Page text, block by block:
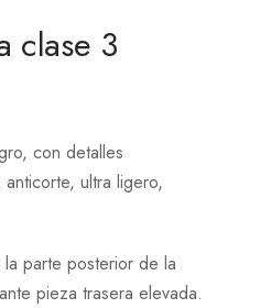
clase 3
con detalles
ultra ligero,
parte posterior de la
pieza trasera elevada.